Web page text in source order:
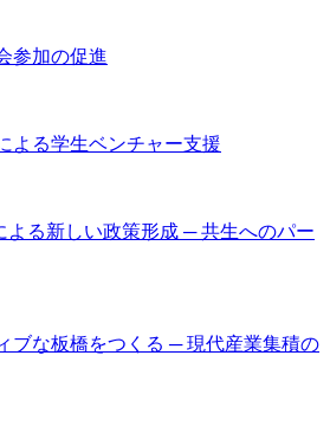
参加の促進
よる学生ベンチャー支援
よる新しい政策形成 ─ 共生へのパー
ブな板橋をつくる ─ 現代産業集積の